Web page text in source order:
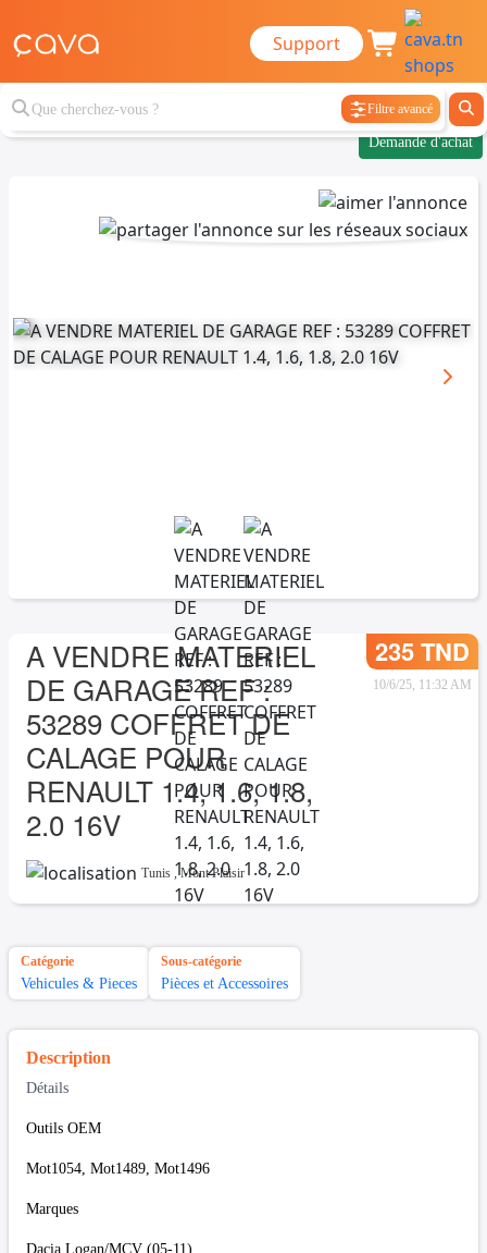
Support
Filtre avancé
Demande d'achat
A VENDRE MATERIEL
DE GARAGE REF :
53289 COFFRET DE
CALAGE POUR
RENAULT 1.4, 1.6, 1.8,
2.0 16V
235 TND
10/6/25, 11:32 AM
Tunis ,Mont Plaisir
Catégorie
Vehicules & Pieces
Sous-catégorie
Pièces et Accessoires
Description
Détails
Outils OEM
Mot1054, Mot1489, Mot1496
Marques
Dacia Logan/MCV (05-11)